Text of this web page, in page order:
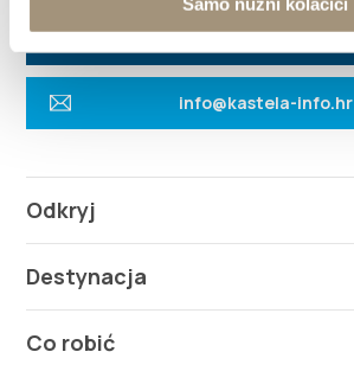
+385 21 227 933
info@kastela-info.hr
Odkryj
Destynacja
Co robić